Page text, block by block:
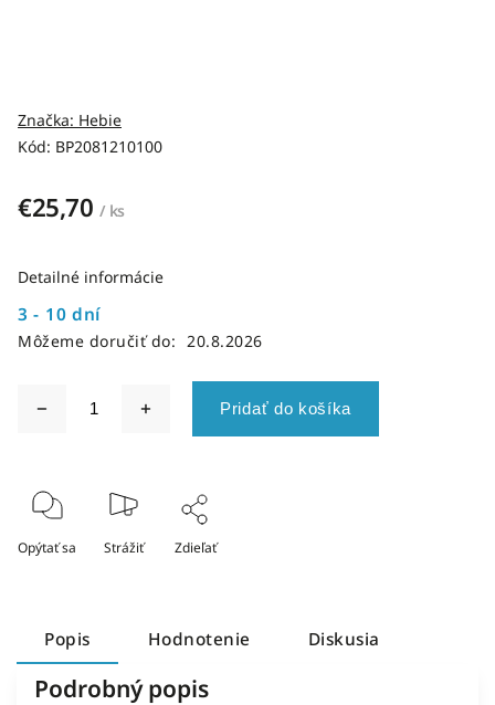
Kód: BP2081210100
Značka: Hebie
€25,70 / ks
3 - 10 dní
Môžeme doručiť do: 20.8.2026
Pridať do košíka
Detailné informácie
Opýtať sa Strážiť Zdieľať
Popis Hodnotenie Diskusia
Podrobný popis